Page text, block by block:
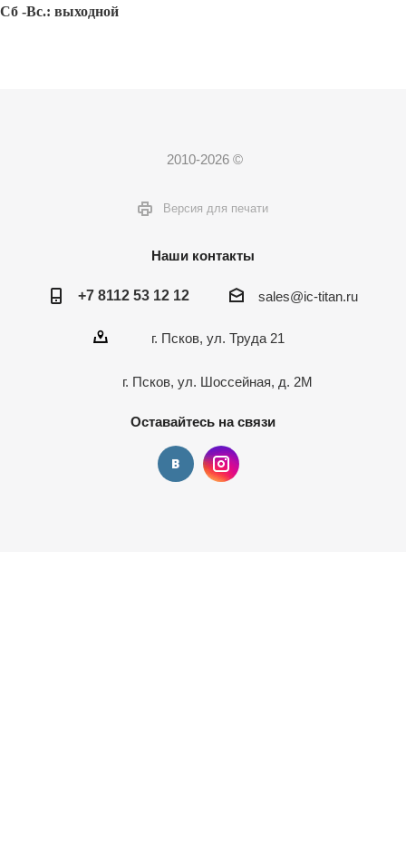
Сб -Вс.: выходной
2010-2026 ©
Версия для печати
Наши контакты
+7 8112 53 12 12 sales@ic-titan.ru
г. Псков, ул. Труда 21
г. Псков, ул. Шоссейная, д. 2М
Оставайтесь на связи